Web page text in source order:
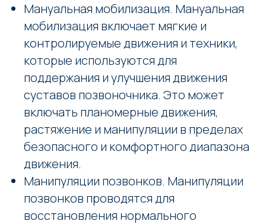
Мануальная мобилизация. Мануальная
мобилизация включает мягкие и
контролируемые движения и техники,
которые используются для
поддержания и улучшения движения
суставов позвоночника. Это может
включать планомерные движения,
растяжение и манипуляции в пределах
безопасного и комфортного диапазона
движения.
Манипуляции позвонков. Манипуляции
позвонков проводятся для
восстановления нормального